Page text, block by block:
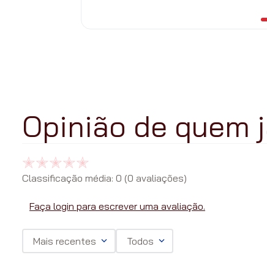
Classificação média: 0 (0 avaliações)
Faça login para escrever uma avaliação.
Mais recentes Todos